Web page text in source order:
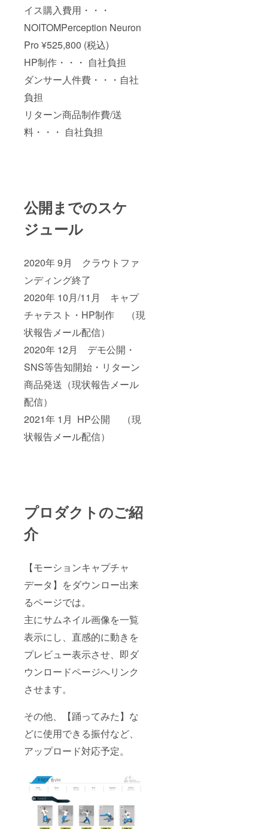
イス購入費用・・・
NOITOMPerception Neuron
Pro ¥525,800 (税込)
HP制作・・・ 自社負担
ダンサー人件費・・・自社
負担
リターン商品制作費/送
料・・・ 自社負担
公開までのスケ
ジュール
2020年 9月 クラウトファ
ンディング終了
2020年 10月/11月 キャプ
チャテスト・HP制作 （現
状報告メール配信）
2020年 12月 デモ公開・
SNS等告知開始・リターン
商品発送（現状報告メール
配信）
2021年 1月 HP公開 （現
状報告メール配信）
プロダクトのご紹
介
【モーションキャプチャ
データ】をダウンロー出来
るページでは。
主にサムネイル画像を一覧
表示にし、直感的に動きを
プレビュー表示させ、即ダ
ウンロードページへリンク
させます。
その他、【踊ってみた】な
どに使用できる振付など、
アップロード対応予定。